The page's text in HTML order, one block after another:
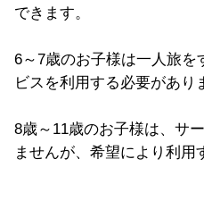
できます。
6～7歳のお子様は一人旅を
ビスを利用する必要があり
8歳～11歳のお子様は、サ
ませんが、希望により利用